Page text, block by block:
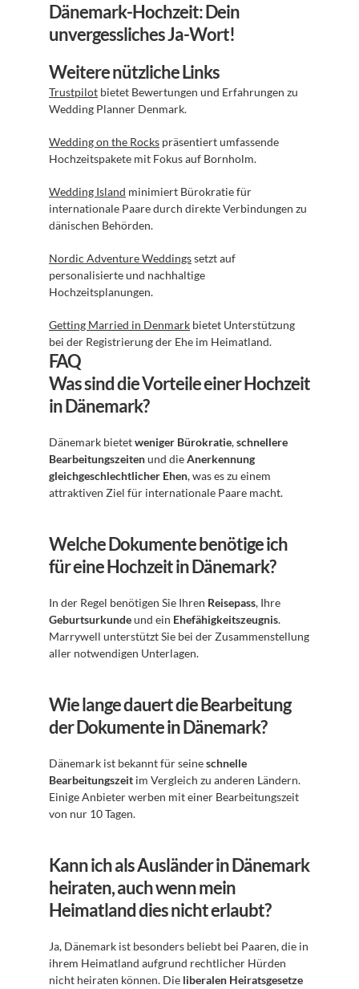
Dänemark-Hochzeit: Dein
unvergessliches Ja-Wort!
Weitere nützliche Links
Trustpilot bietet Bewertungen und Erfahrungen zu
Wedding Planner Denmark.
Wedding on the Rocks präsentiert umfassende
Hochzeitspakete mit Fokus auf Bornholm.
Wedding Island minimiert Bürokratie für
internationale Paare durch direkte Verbindungen zu
dänischen Behörden.
Nordic Adventure Weddings setzt auf
personalisierte und nachhaltige
Hochzeitsplanungen.
Getting Married in Denmark bietet Unterstützung
bei der Registrierung der Ehe im Heimatland.
FAQ
Was sind die Vorteile einer Hochzeit
in Dänemark?
Dänemark bietet weniger Bürokratie, schnellere
Bearbeitungszeiten und die Anerkennung
gleichgeschlechtlicher Ehen, was es zu einem
attraktiven Ziel für internationale Paare macht.
Welche Dokumente benötige ich
für eine Hochzeit in Dänemark?
In der Regel benötigen Sie Ihren Reisepass
Geburtsurkunde und ein Ehefähigkeitszeugnis.
Marrywell unterstützt Sie bei der Zusammenstellung
aller notwendigen Unterlagen.
Wie lange dauert die Bearbeitung
der Dokumente in Dänemark?
Dänemark ist bekannt für seine schnelle
Bearbeitungszeit im Vergleich zu anderen Ländern.
Einige Anbieter werben mit einer Bearbeitungszeit
von nur 10 Tagen.
Kann ich als Ausländer in Dänemark
heiraten, auch wenn mein
Heimatland dies nicht erlaubt?
Ja, Dänemark ist besonders beliebt bei Paaren, die in
ihrem Heimatland aufgrund rechtlicher Hürden
nicht heiraten können. Die liberalen Heiratsgesetze